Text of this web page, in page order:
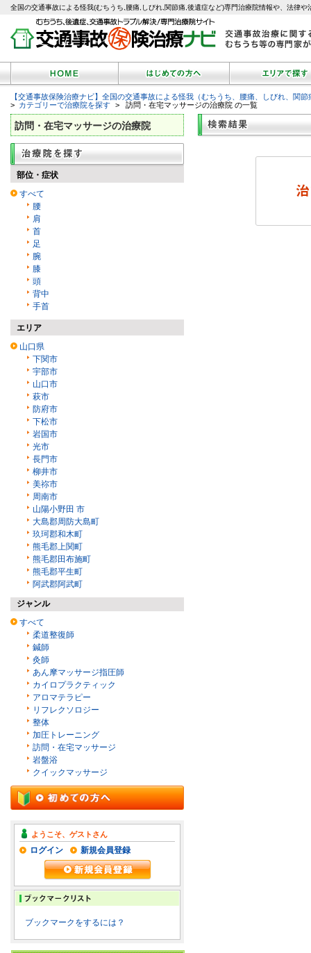
全国の交通事故による怪我(むちうち,腰痛,しびれ,関節痛,後遺症など)専門治療院情報や、法律
【交通事故保険治療ナビ】全国の交通事故による怪我（むちうち、腰痛、しびれ、関
> カテゴリーで治療院を探す > 訪問・在宅マッサージの治療院 の一覧
訪問・在宅マッサージの治療院
部位・症状
すべて
腰
肩
首
足
腕
膝
頭
背中
手首
エリア
山口県
下関市
宇部市
山口市
萩市
防府市
下松市
岩国市
光市
長門市
柳井市
美祢市
周南市
山陽小野田 市
大島郡周防大島町
玖珂郡和木町
熊毛郡上関町
熊毛郡田布施町
熊毛郡平生町
阿武郡阿武町
ジャンル
すべて
柔道整復師
鍼師
灸師
あん摩マッサージ指圧師
カイロプラクティック
アロマテラピー
リフレクソロジー
整体
加圧トレーニング
訪問・在宅マッサージ
岩盤浴
クイックマッサージ
ようこそ、ゲストさん
ログイン 新規会員登録
ブックマークをするには？